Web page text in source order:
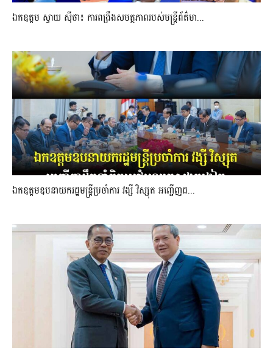
ឯកឧត្តម ស្វាយ ស៊ីថា៖ ការពង្រឹងសមត្ថភាពរបស់មន្ត្រីព័ត៌មា...
ឯកឧត្តមឧបនាយករដ្ឋមន្រ្តីប្រចាំការ វង្សី វិស្សុត អញ្ជើញដ...